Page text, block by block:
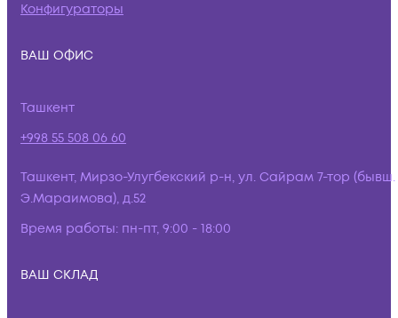
Конфигураторы
ВАШ ОФИС
Ташкент
+998 55 508 06 60
Ташкент, Мирзо-Улугбекский р-н, ул. Сайрам 7-тор (бывш.
Э.Мараимова), д.52
Время работы: пн-пт, 9:00 - 18:00
ВАШ СКЛАД